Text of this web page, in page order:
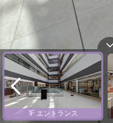
1F エントランス